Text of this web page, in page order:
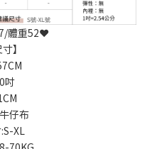
體重52❤️
】
吋
仔布
XL